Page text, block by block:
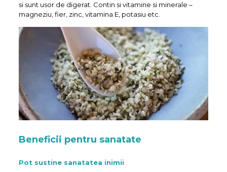
si sunt usor de digerat. Contin si vitamine si minerale –
magneziu, fier, zinc, vitamina E, potasiu etc.
Beneficii pentru sanatate
Pot sustine sanatatea inimii